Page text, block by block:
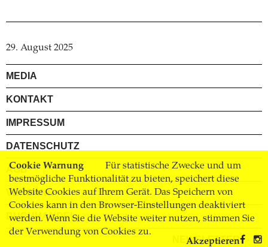
Cookie Warnung
Für statistische Zwecke und um
bestmögliche Funktionalität zu bieten, speichert diese
Website Cookies auf Ihrem Gerät. Das Speichern von
Cookies kann in den Browser-Einstellungen deaktiviert
werden. Wenn Sie die Website weiter nutzen, stimmen Sie
der Verwendung von Cookies zu.
Akzeptieren
29. August 2025
MEDIA
KONTAKT
IMPRESSUM
DATENSCHUTZ
AGB
VERSAND
BUCHHANDEL
NEWSLETTER